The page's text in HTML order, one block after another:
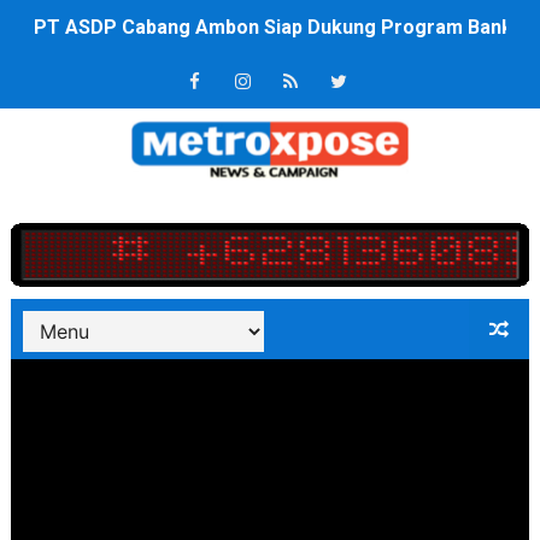
PT ASDP Cabang Ambon Siap Dukung Program Bank
Saadiah Uluputty Buka Pekan Olahraga HUT ke-81 RI
4 Dokter Asal Nias Barat Lulus PPDS di FK USU,
DPRD Kota Bekasi Minta Penanganan Pencemaran
Unggul 3 Gol Kesebelasan MKRE FC Raih Tiket
Jelang HUT RI ke 81Turnamen Olah Anak Muda Kota